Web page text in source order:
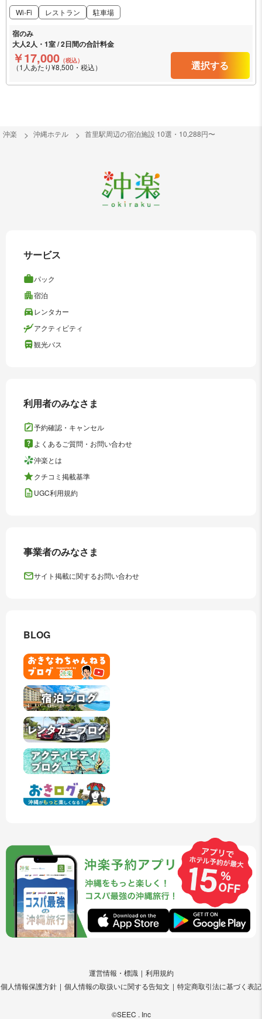
Wi-Fi レストラン 駐車場
宿のみ
大人2人・1室 / 2日間の合計料金
￥17,000 （税込）
（1人あたり¥8,500・税込） 選択する
沖楽 沖縄ホテル 首里駅周辺の宿泊施設 10選・10,288円〜
サービス
パック
宿泊
レンタカー
アクティビティ
観光バス
利用者のみなさま
予約確認・キャンセル
よくあるご質問・お問い合わせ
沖楽とは
クチコミ掲載基準
UGC利用規約
事業者のみなさま
サイト掲載に関するお問い合わせ
BLOG
運営情報・標識
利用規約
個人情報保護方針
個人情報の取扱いに関する告知文 特定商取引法に基づく表記
©SEEC . Inc